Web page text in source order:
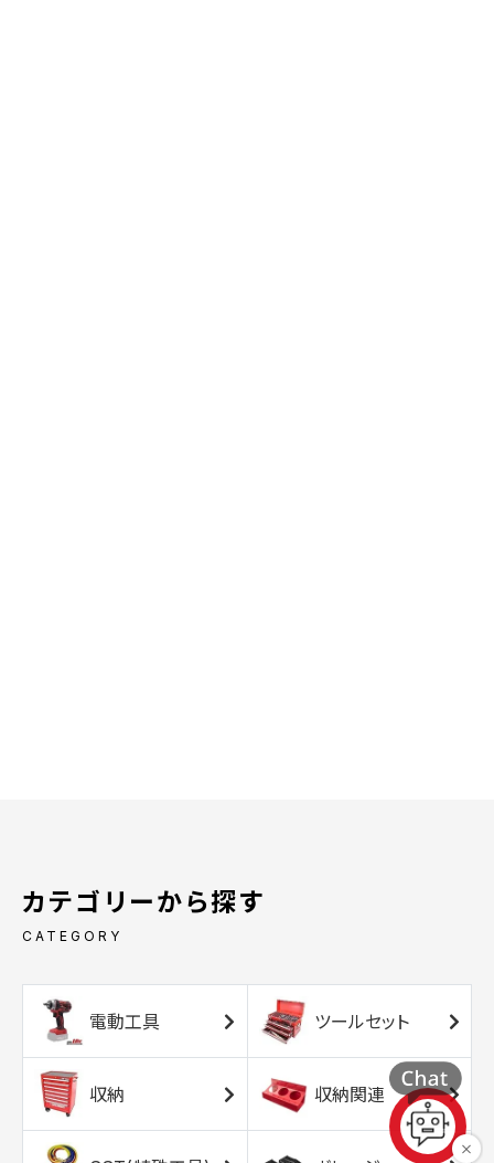
カテゴリーから探す
CATEGORY
電動工具 ツールセット
収納 収納関連